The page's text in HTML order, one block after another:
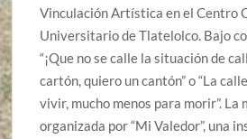
Vinculación Artística en el Centro
Universitario de Tlatelolco. Bajo
“¡Que no se calle la situación de
cartón, quiero un cantón” o “La
vivir, mucho menos para morir”. La
organizada por “Mi Valedor”, una